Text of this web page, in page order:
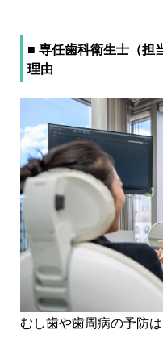
■ 専任歯科衛生士（担
理由
むし歯や歯周病の予防